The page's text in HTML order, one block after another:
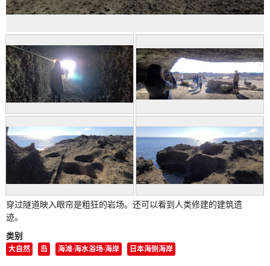
穿过隧道映入眼帘是粗狂的岩场。还可以看到人类修建的建筑遗
迹。
类别
大自然 岛 海滩·海水浴场·海岸 日本海侧海岸